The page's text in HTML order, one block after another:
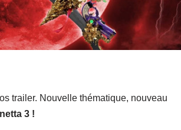
trailer. Nouvelle thématique, nouveau
3 !